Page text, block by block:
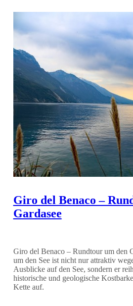
Giro del Benaco –
Gardasee
Giro del Benaco – Rundtour um den
um den See ist nicht nur attraktiv
Ausblicke auf den See, sondern er
historische und geologische
Kette auf.